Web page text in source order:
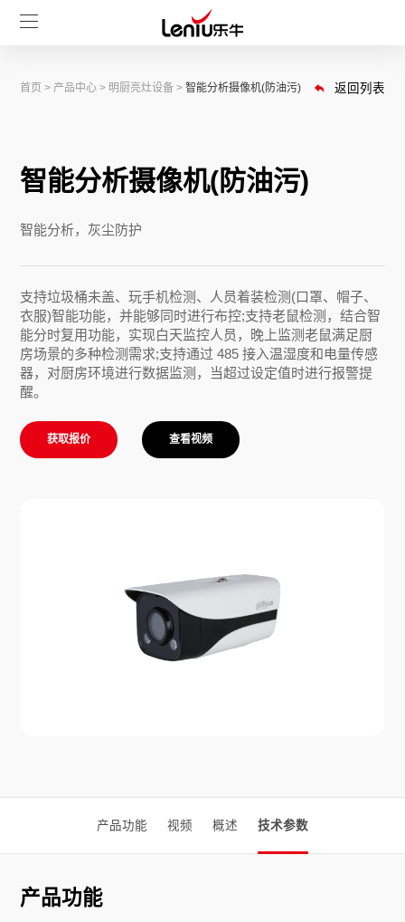
首页 > 产品中心 > 明厨亮灶设备 >智能分析摄像机(防油污) 返回列表
智能分析摄像机(防油污)
智能分析，灰尘防护
支持垃圾桶未盖、玩手机检测、人员着装检测(口罩、帽子、
衣服)智能功能，并能够同时进行布控;支持老鼠检测，结合智
能分时复用功能，实现白天监控人员，晚上监测老鼠满足厨
房场景的多种检测需求;支持通过 485 接入温湿度和电量传感
器，对厨房环境进行数据监测，当超过设定值时进行报警提
醒。
获取报价 查看视频
产品功能 视频 概述 技术参数
产品功能